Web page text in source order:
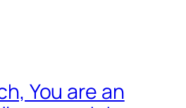
You are an